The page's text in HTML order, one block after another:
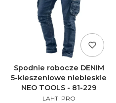
Spodnie robocze DENIM
5-kieszeniowe niebieskie
NEO TOOLS - 81-229
PRODUCENT
LAHTI PRO